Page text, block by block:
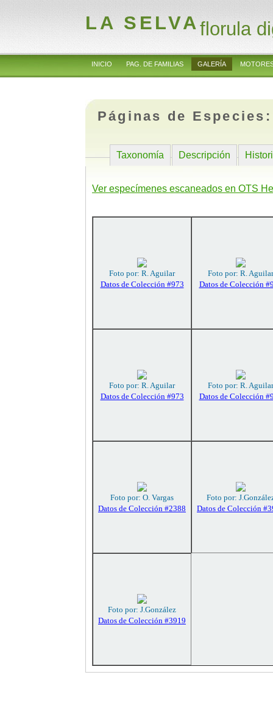
LA SELVAflorula
INICIO PAG. DE FAMILIAS GALERÍA
Páginas de
Taxonomía Descripción
Ver especímenes escaneados en OTS
Foto por: R. Aguilar
Datos de Colección #973
Foto por: R. Aguilar
Datos de Colección
Foto por: R. Aguilar
Datos de Colección #973
Foto por: R. Aguilar
Datos de Colección
Foto por: O. Vargas
Datos de Colección #2388
Foto por:
Datos de Colección
Foto por: J.González
Datos de Colección #3919